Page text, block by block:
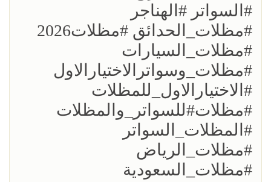
#السواتر #الهناجر
#مظلات_الحدائق #مظلات2026
#مظلات_السيارات
#مظلات_وسواترالاختيارالاول
#الاختيارالاول_للمظلات
#مظلات#للسواتر_والمظلات
#المظلات_السواتر
#مظلات_الرياض
#مظلات_السعودية